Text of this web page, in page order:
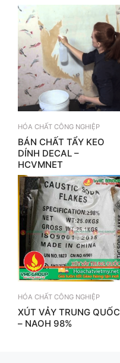
HÓA CHẤT CÔNG NGHIỆP
BÁN CHẤT TẨY KEO
DÍNH DECAL –
HCVMNET
HÓA CHẤT CÔNG NGHIỆP
XÚT VẢY TRUNG QUỐC
– NAOH 98%